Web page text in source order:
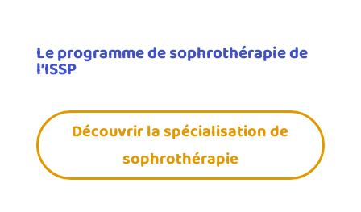
Le programme de sophrothérapie de
l’ISSP
Découvrir la spécialisation de
sophrothérapie